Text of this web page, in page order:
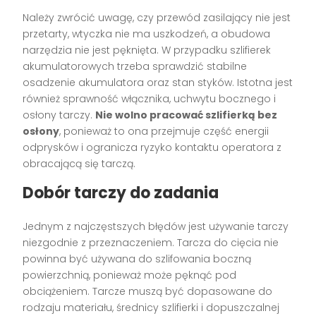
Należy zwrócić uwagę, czy przewód zasilający nie jest
przetarty, wtyczka nie ma uszkodzeń, a obudowa
narzędzia nie jest pęknięta. W przypadku szlifierek
akumulatorowych trzeba sprawdzić stabilne
osadzenie akumulatora oraz stan styków. Istotna jest
również sprawność włącznika, uchwytu bocznego i
osłony tarczy. Nie wolno pracować szlifierką bez
osłony, ponieważ to ona przejmuje część energii
odprysków i ogranicza ryzyko kontaktu operatora z
obracającą się tarczą.
Dobór tarczy do zadania
Jednym z najczęstszych błędów jest używanie tarczy
niezgodnie z przeznaczeniem. Tarcza do cięcia nie
powinna być używana do szlifowania boczną
powierzchnią, ponieważ może pęknąć pod
obciążeniem. Tarcze muszą być dopasowane do
rodzaju materiału, średnicy szlifierki i dopuszczalnej